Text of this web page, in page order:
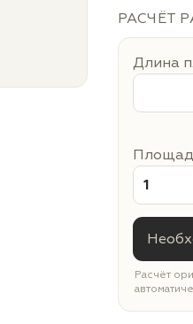
РАСЧЁТ
Длина
Расчёт